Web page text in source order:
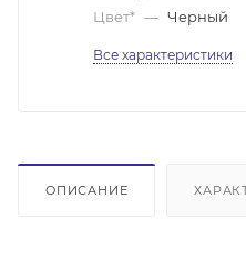
Цвет* — Черный
Все характеристики
ОПИСАНИЕ